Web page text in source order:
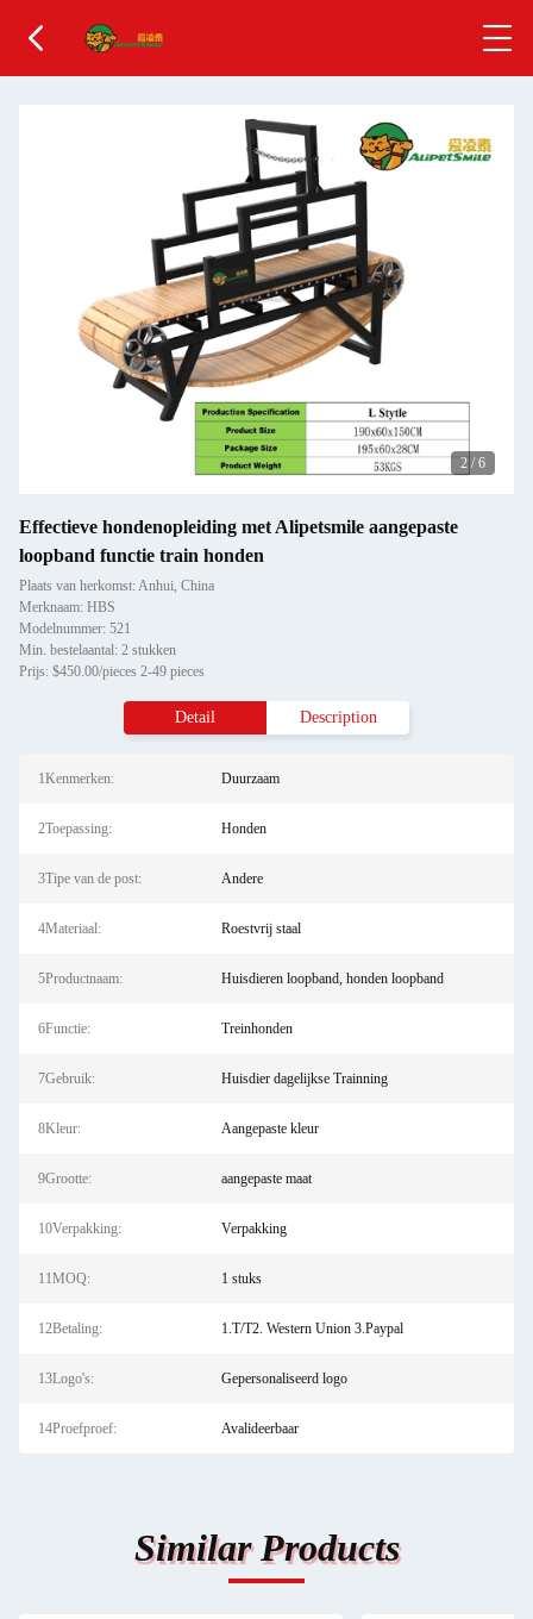
2 / 6
Effectieve hondenopleiding met Alipetsmile aangepaste
loopband functie train honden
Plaats van herkomst: Anhui, China
Merknaam: HBS
Modelnummer: 521
Min. bestelaantal: 2 stukken
Prijs: $450.00/pieces 2-49 pieces
Detail Description
1Kenmerken: Duurzaam
2Toepassing: Honden
3Tipe van de post: Andere
4Materiaal: Roestvrij staal
5Productnaam: Huisdieren loopband, honden loopband
6Functie: Treinhonden
7Gebruik: Huisdier dagelijkse Trainning
8Kleur: Aangepaste kleur
9Grootte: aangepaste maat
10Verpakking: Verpakking
11MOQ: 1 stuks
12Betaling: 1.T/T2. Western Union 3.Paypal
13Logo's: Gepersonaliseerd logo
14Proefproef: Avalideerbaar
Similar Products